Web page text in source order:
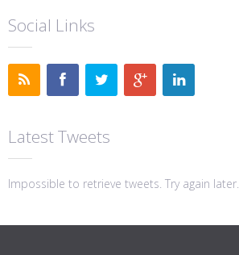
Social Links
Latest Tweets
Impossible to retrieve tweets. Try again later.